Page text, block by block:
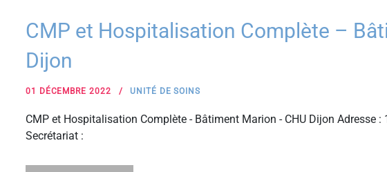
CMP et Hospitalisation Complète –
Dijon
01 DÉCEMBRE 2022 UNITÉ DE SOINS
CMP et Hospitalisation Complète - Bâtiment Marion - CHU Dijon Adresse :
Secrétariat :